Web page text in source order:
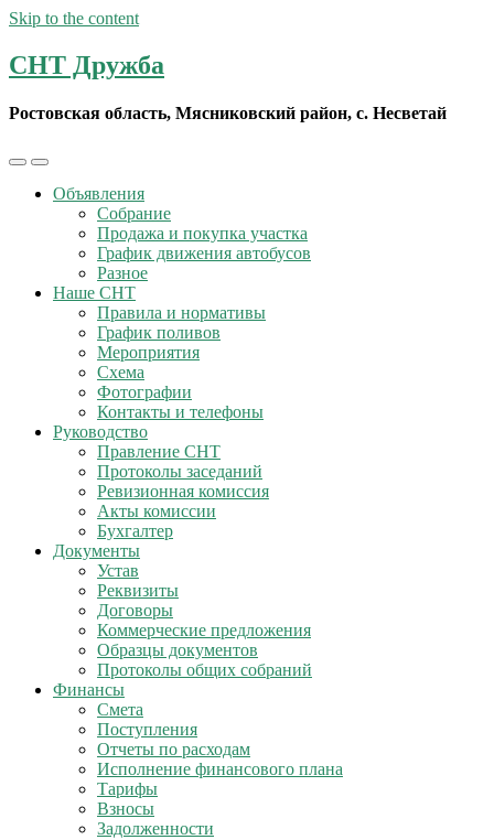
Skip to the content
СНТ Дружба
Ростовская область, Мясниковский район, с. Несветай
Toggle
mobile
Toggle
the
search
Объявления
Собрание
Продажа и покупка участка
График движения автобусов
Разное
Наше СНТ
Правила и нормативы
График поливов
Мероприятия
Схема
Фотографии
Контакты и телефоны
Руководство
Правление СНТ
Протоколы заседаний
Ревизионная комиссия
Акты комиссии
Бухгалтер
Документы
Устав
Реквизиты
Договоры
Коммерческие предложения
Образцы документов
Протоколы общих собраний
Финансы
Смета
Поступления
Отчеты по расходам
Исполнение финансового плана
Тарифы
Взносы
Задолженности